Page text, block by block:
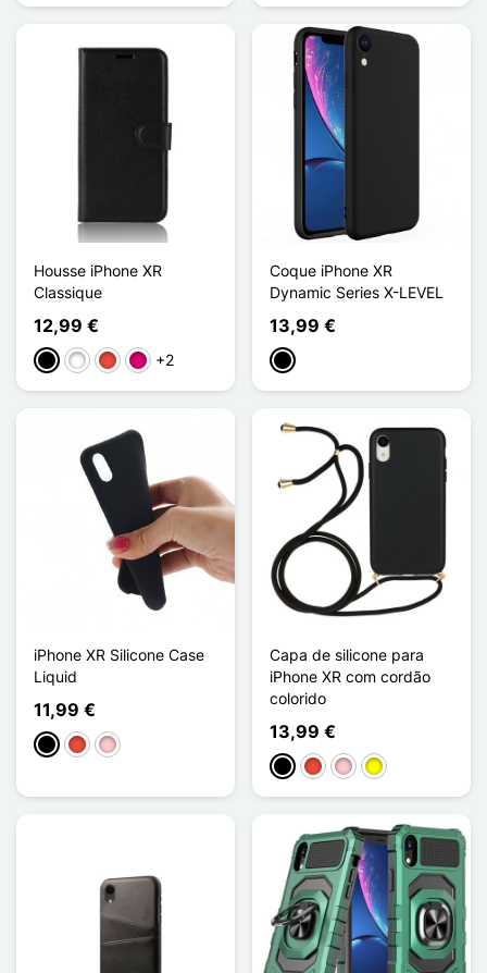
Housse iPhone XR
Classique
12,99 €
PretoBrancoVermelho
Magenta
+2
Coque iPhone XR
Dynamic Series X-LEVEL
13,99 €
Preto
iPhone XR Silicone Case
Liquid
11,99 €
PretoVermelho
Rosa
Capa de silicone para
iPhone XR com cordão
colorido
13,99 €
PretoVermelho
RosaAmarelo